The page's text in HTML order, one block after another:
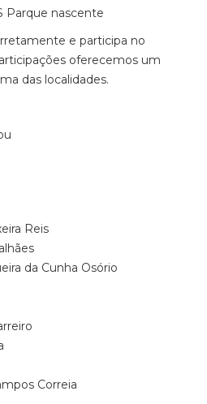
Parque nascente
e participa no
oferecemos um
das localidades.
Reis
da Cunha Osório
Correia